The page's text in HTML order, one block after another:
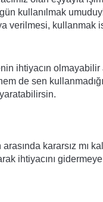
kullanılmak
verilmesi, kullanmak
ihtiyacın
de sen
kararsız mı
ihtiyacını